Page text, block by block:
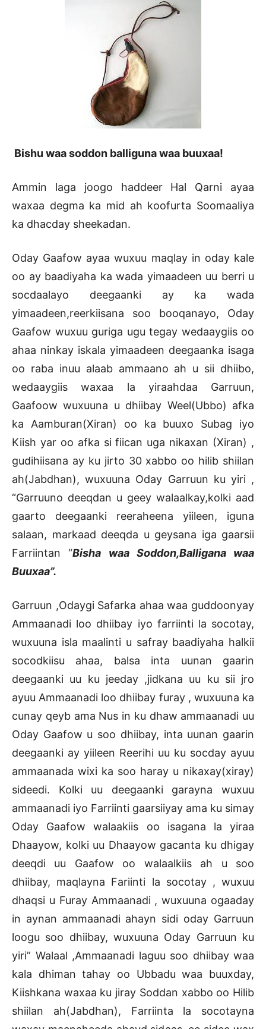
Bishu waa soddon balliguna waa buuxaa!
Ammin laga joogo haddeer Hal Qarni ayaa
waxaa degma ka mid ah koofurta Soomaaliya
ka dhacday sheekadan.
Oday Gaafow ayaa wuxuu maqlay in oday kale
oo ay baadiyaha ka wada yimaadeen uu berri u
socdaalayo deegaanki ay ka wada
yimaadeen,reerkiisana soo booqanayo, Oday
Gaafow wuxuu guriga ugu tegay wedaaygiis oo
ahaa ninkay iskala yimaadeen deegaanka isaga
oo raba inuu alaab ammaano ah u sii dhiibo,
wedaaygiis waxaa la yiraahdaa Garruun,
Gaafoow wuxuuna u dhiibay Weel(Ubbo) afka
ka Aamburan(Xiran) oo ka buuxo Subag iyo
Kiish yar oo afka si fiican uga nikaxan (Xiran) ,
gudihiisana ay ku jirto 30 xabbo oo hilib shiilan
ah(Jabdhan), wuxuuna Oday Garruun ku yiri ,
“Garruuno deeqdan u geey walaalkay,kolki aad
gaarto deegaanki reeraheena yiileen, iguna
salaan, markaad deeqda u geysana iga gaarsii
Farriintan “Bisha waa Soddon,Balligana waa
Buuxaa”.
Garruun ,Odaygi Safarka ahaa waa guddoonyay
Ammaanadi loo dhiibay iyo farriinti la socotay,
wuxuuna isla maalinti u safray baadiyaha halkii
socodkiisu ahaa, balsa inta uunan gaarin
deegaanki uu ku jeeday ,jidkana uu ku sii jro
ayuu Ammaanadi loo dhiibay furay , wuxuuna ka
cunay qeyb ama Nus in ku dhaw ammaanadi uu
Oday Gaafow u soo dhiibay, inta uunan gaarin
deegaanki ay yiileen Reerihi uu ku socday ayuu
ammaanada wixi ka soo haray u nikaxay(xiray)
sideedi. Kolki uu deegaanki garayna wuxuu
ammaanadi iyo Farriinti gaarsiiyay ama ku simay
Oday Gaafow walaakiis oo isagana la yiraa
Dhaayow, kolki uu Dhaayow gacanta ku dhigay
deeqdi uu Gaafow oo walaalkiis ah u soo
dhiibay, maqlayna Fariinti la socotay , wuxuu
dhaqsi u Furay Ammaanadi , wuxuuna ogaaday
in aynan ammaanadi ahayn sidi oday Garruun
loogu soo dhiibay, wuxuuna Oday Garruun ku
yiri” Walaal ,Ammaanadi laguu soo dhiibay waa
kala dhiman tahay oo Ubbadu waa buuxday,
Kiishkana waxaa ku jiray Soddan xabbo oo Hilib
shiilan ah(Jabdhan), Farriinta la socotayna